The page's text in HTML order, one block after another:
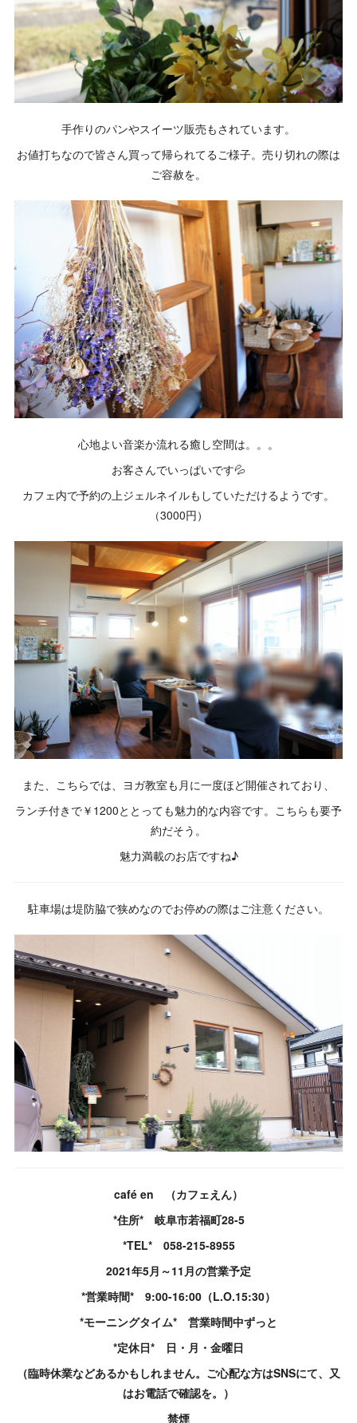
手作りのパンやスイーツ販売もされています。
お値打ちなので皆さん買って帰られてるご様子。売り切れの際は
ご容赦を。
心地よい音楽か流れる癒し空間は。。。
お客さんでいっぱいです💦
カフェ内で予約の上ジェルネイルもしていただけるようです。
（3000円）
また、こちらでは、ヨガ教室も月に一度ほど開催されており、
ランチ付きで￥1200ととっても魅力的な内容です。こちらも要予
約だそう。
魅力満載のお店ですね♪
駐車場は堤防脇で狭めなのでお停めの際はご注意ください。
café en （カフェえん）
*住所* 岐阜市若福町28-5
*TEL* 058-215-8955
2021年5月～11月の営業予定
*営業時間* 9:00-16:00（L.O.15:30）
*モーニングタイム* 営業時間中ずっと
*定休日* 日・月・金曜日
（臨時休業などあるかもしれません。ご心配な方はSNSにて、又
はお電話で確認を。）
禁煙